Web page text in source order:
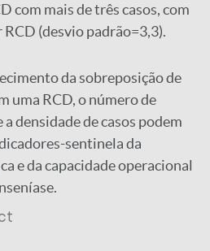
com mais de três casos, com
RCD (desvio padrão=3,3).
da sobreposição de
uma RCD, o número de
densidade de casos podem
sentinela da
e da capacidade operacional